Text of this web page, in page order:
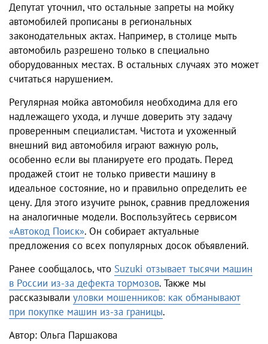
Депутат уточнил, что остальные запреты на мойку
автомобилей прописаны в региональных
законодательных актах. Например, в столице мыть
автомобиль разрешено только в специально
оборудованных местах. В остальных случаях это может
считаться нарушением.
Регулярная мойка автомобиля необходима для его
надлежащего ухода, и лучше доверить эту задачу
проверенным специалистам. Чистота и ухоженный
внешний вид автомобиля играют важную роль,
особенно если вы планируете его продать. Перед
продажей стоит не только привести машину в
идеальное состояние, но и правильно определить ее
цену. Для этого изучите рынок, сравнив предложения
на аналогичные модели. Воспользуйтесь сервисом
«Автокод Поиск». Он собирает актуальные
предложения со всех популярных досок объявлений.
Ранее сообщалось, что Suzuki отзывает тысячи машин
в России из-за дефекта тормозов. Также мы
рассказывали уловки мошенников: как обманывают
при покупке машин из-за границы.
Автор: Ольга Паршакова